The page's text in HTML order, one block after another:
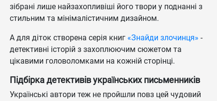
зібрані лише найзахопливіші його твори у поднанні з
стильним та мінімалістичним дизайном.
А для діток створена серія книг «Знайди злочинця» -
детективні історій з захоплюючим сюжетом та
цікавими головоломками на кожній сторінці.
Підбірка детективів українських письменників
Українські автори теж не пройшли повз цей чудовий